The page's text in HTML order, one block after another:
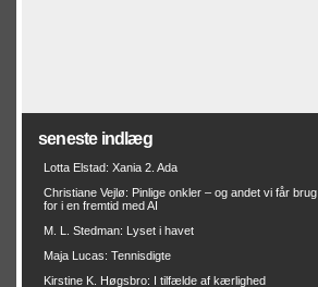
seneste indlæg
Lotta Elstad: Xania 2. Ada
Christiane Vejlø: Pinlige onkler – og andet vi får brug
for i en fremtid med AI
M. L. Stedman: Lyset i havet
Maja Lucas: Tennisdigte
Kirstine K. Høgsbro: I tilfælde af kærlighed